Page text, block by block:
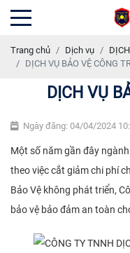
Trang chủ Dịch vụ
DỊCH VỤ BẢO VỆ CÔNG
DỊCH VỤ
Ngày đăng: 04/04/2024
Một số năm gần đây
theo việc cắt giảm chi phí
Bảo Vệ không phát triển,
bảo vệ bảo đảm an toàn